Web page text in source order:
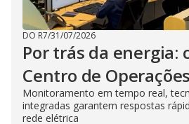
DO R7/31/07/2026
Por trás da energia:
Centro de
Monitoramento em tempo real,
integradas garantem respostas
rede elétrica